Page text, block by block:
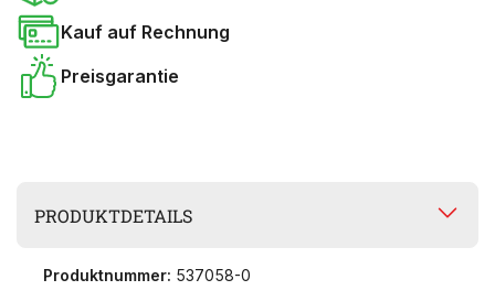
Kauf auf Rechnung
Preisgarantie
PRODUKTDETAILS
Produktnummer: 537058-0